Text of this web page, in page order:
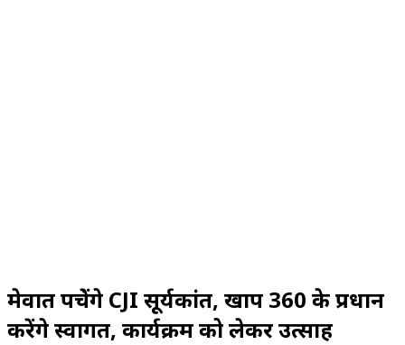
मेवात पहुंचेंगे CJI सूर्यकांत, खाप 360 के प्रधान
करेंगे स्वागत, कार्यक्रम को लेकर उत्साह